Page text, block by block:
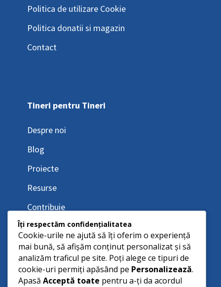
Politica de utilizare Cookie
Politica donatii si magazin
Contact
Tineri pentru Tineri
Despre noi
Blog
Proiecte
Resurse
Contribuie
Îți respectăm confidențialitatea
Cookie-urile ne ajută să îți oferim o experiență
mai bună, să afișăm conținut personalizat și să
analizăm traficul pe site. Poți alege ce tipuri de
cookie-uri permiți apăsând pe Personalizează.
Apasă Acceptă toate pentru a-ți da acordul